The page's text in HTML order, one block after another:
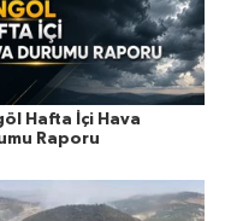
Hafta İçi Hava
Raporu